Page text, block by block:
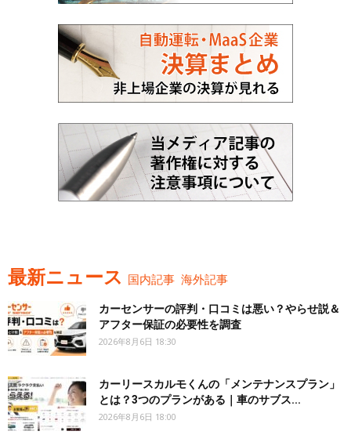
最新ニュース 国内記事 海外記事
カーセンサーの評判・口コミは悪い？やらせ説＆
アフター保証の必要性を調査
2026年8月6日 18:30
カーリースカルモくんの「メンテナンスプラン」
とは？3つのプランがある｜車のサブス...
2026年8月6日 18:00